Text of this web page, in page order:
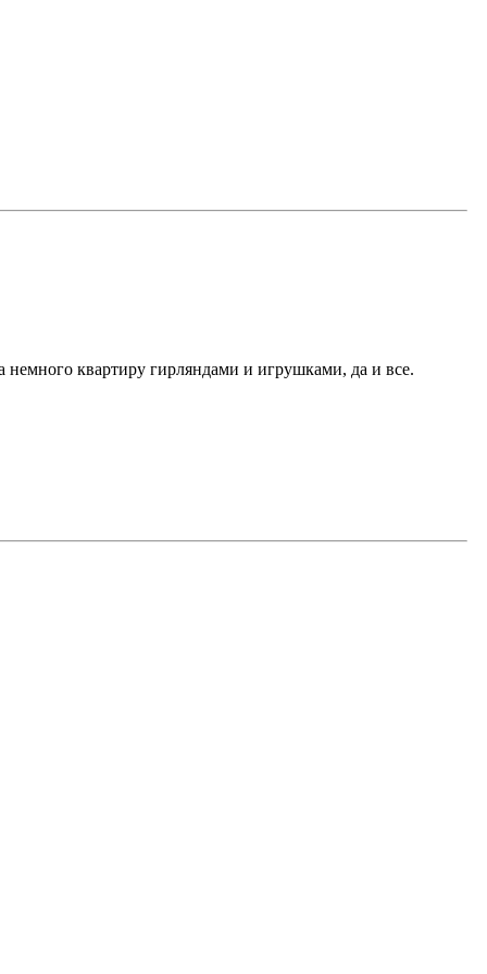
немного квартиру гирляндами и игрушками, да и все.